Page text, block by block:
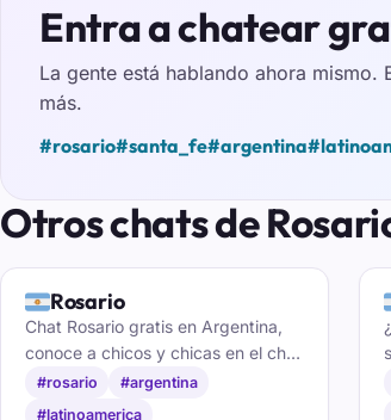
Entra a chatear
La gente está hablando ahora mismo.
más.
#rosario#santa_fe#argentina
Otros chats de
🇦🇷Rosario
Chat Rosario gratis en Argentina,
conoce a chicos y chicas en el chat
de Rosario.
#rosario
#argentina
#latinoamerica